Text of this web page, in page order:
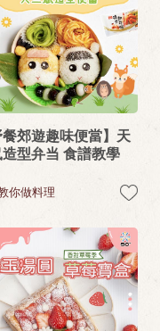
餐郊遊趣味便當】天
型弁当 食譜教學
你做料理